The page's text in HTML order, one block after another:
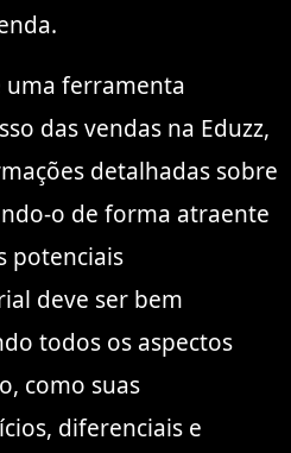
ferramenta
das vendas na Eduzz,
detalhadas sobre
o de forma atraente
potenciais
deve ser bem
todos os aspectos
como suas
diferenciais e